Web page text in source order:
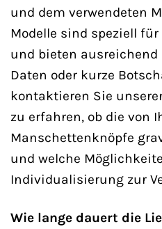
und dem verwendeten
Modelle sind speziell
und bieten
Daten oder kurze
kontaktieren Sie
zu erfahren, ob die von
Manschettenknöpfe
und welche
Individualisierung zur
Wie lange dauert die